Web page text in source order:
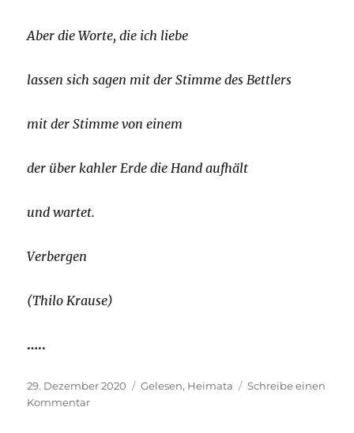
Aber die Worte, die ich liebe
lassen sich sagen mit der Stimme des Bettlers
mit der Stimme von einem
der über kahler Erde die Hand aufhält
und wartet.
Verbergen
(Thilo Krause)
…..
Veröffentlicht
am
29. Dezember 2020 Kategorien
Gelesen, Heimata
Schreibe einen
Kommentarzu